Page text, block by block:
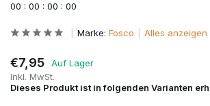
00 : 00 : 00 : 00
Marke: Fosco Alles anzeigen
€7,95
Auf Lager
Inkl. MwSt.
Dieses Produkt ist in folgenden Varianten